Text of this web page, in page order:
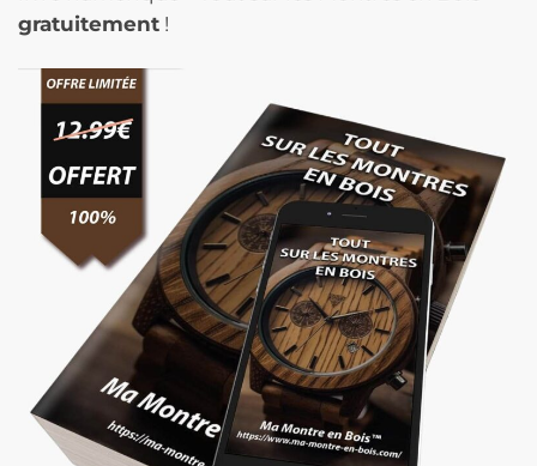
ScheletroNero
gratuitement !